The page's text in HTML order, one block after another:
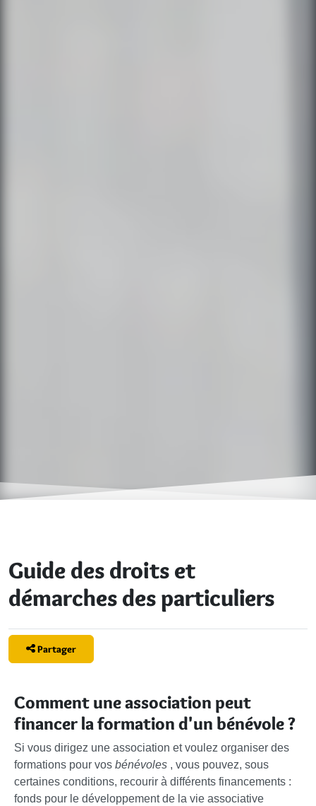
Guide des droits et
démarches des particuliers
Partager
Comment une association peut
financer la formation d'un bénévole ?
Si vous dirigez une association et voulez organiser des
formations pour vos bénévoles , vous pouvez, sous
certaines conditions, recourir à différents financements :
fonds pour le développement de la vie associative